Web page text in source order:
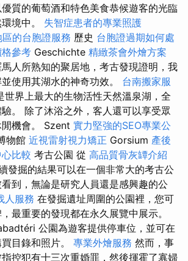
質的葡萄酒和特色美食恭候遊客的光臨
境中。 失智症患者的專業照護
區的台胞證服務 歷史 台胞證過期如何處
參考 Geschichte 精緻茶會外燴方案
人所熟知的聚居地，考古發現證明，我
使用其湖水的神奇功效。 台南搬家服
世界上最大的生物活性天然溫泉湖，全
。 除了沐浴之外，客人還可以享受眾
機會。 Szent 實力堅強的SEO專業公
物館 近視雷射視力矯正 Gorsium 產後
比較 考古公園 從 高品質骨灰罈介紹
發掘的結果可以在一個非常大的考古公
到，無論是研究人員還是感興趣的公
人服務 在發掘遺址周圍的公園裡，您可
最重要的發現都在永久展覽中展示。
公園為遊客提供停車位，並可在
目錄和照片。 專業外燴服務 然而，事
控犯有十三次重婚罪，然後揮霍了寡婦